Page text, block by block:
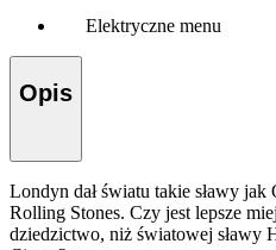
Elektryczne menu
Opis
Londyn dał światu takie sławy
Rolling Stones. Czy jest lepsze
dziedzictwo, niż światowej sławy